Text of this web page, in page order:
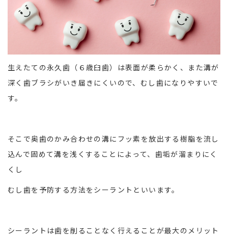
生えたての永久歯（６歳臼歯）は表面が柔らかく、また溝が
深く歯ブラシがいき届きにくいので、むし歯になりやすいで
す。
そこで奥歯のかみ合わせの溝にフッ素を放出する樹脂を流し
込んで固めて溝を浅くすることによって、歯垢が溜まりにく
くし
むし歯を予防する方法をシーラントといいます。
シーラントは歯を削ることなく行えることが最大のメリット